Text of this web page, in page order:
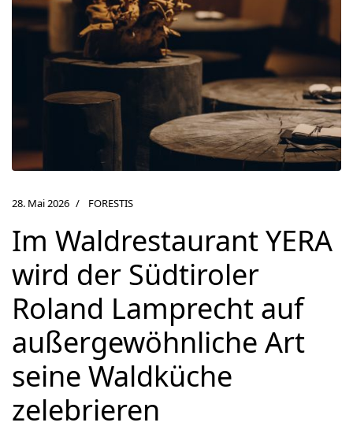
28. Mai 2026 FORESTIS
Im Waldrestaurant YERA
wird der Südtiroler
Roland Lamprecht auf
außergewöhnliche Art
seine Waldküche
zelebrieren